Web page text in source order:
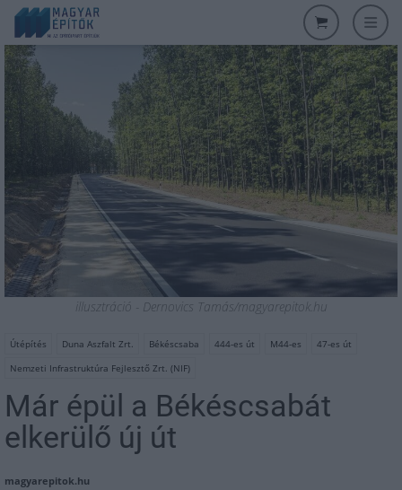
illusztráció - Dernovics Tamás/magyarepitok.hu
Útépítés Duna Aszfalt Zrt. Békéscsaba 444-es út M44-es
47-es út
Nemzeti Infrastruktúra Fejlesztő Zrt. (NIF)
Már épül a Békéscsabát
elkerülő új út
magyarepitok.hu